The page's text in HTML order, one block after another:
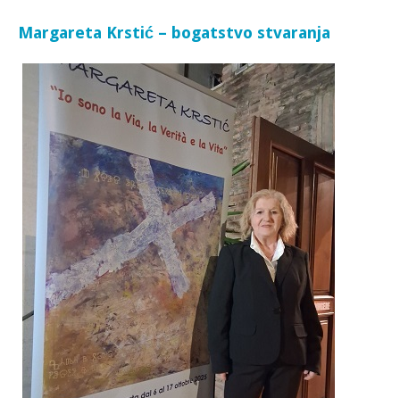
Margareta Krstić – bogatstvo stvaranja